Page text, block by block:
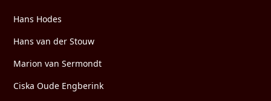
Hans Hodes
Hans van der Stouw
Marion van Sermondt
Ciska Oude Engberink